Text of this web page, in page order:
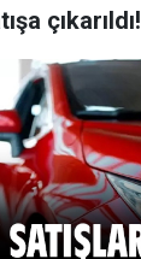
çıkarıldı!